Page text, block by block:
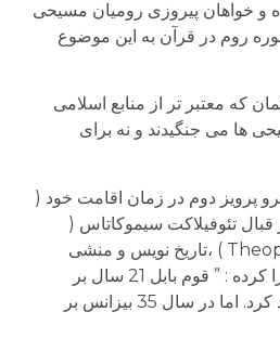
و خواهان پیروزی رومیان مسیحی
روم در قرآن به این موضوع
که معتبر تر از منابع اسلامی
ها می جنگیدند و نه برای
پرویز دوم در زمان اقامت خود (
در قبال تئوفیلاکت سیموکاتاس (
Theophylaktos Simokattes ) ،تاریخ نویس و منشی
هراکلیوس، این پیشگویی را کرده : ” قوم بابل 21 سال بر
بیزانس حکمفرمایی خواهد کرد. اما در سال 35 بیزانس بر